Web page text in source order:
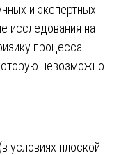
и экспертных
исследования на
процесса
невозможно
условиях плоской